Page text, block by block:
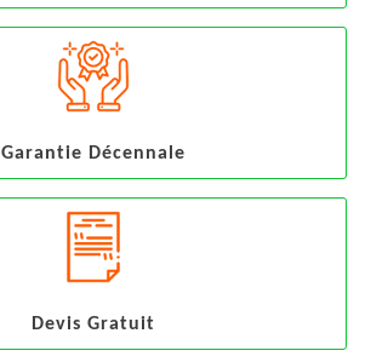
Garantie Décennale
Devis Gratuit